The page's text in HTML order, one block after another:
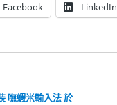
Facebook LinkedIn
嘸蝦米輸入法 於